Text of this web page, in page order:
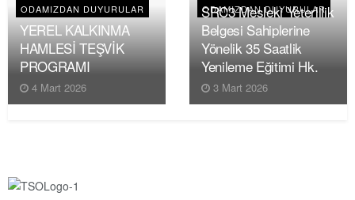
ODAMIZDAN DUYURULAR
YEREL KALKINMA
HAMLESİ TEŞVİK
PROGRAMI
4 Mart 2026
ODAMIZDAN DUYURULAR
SRC3 Mesleki Yeterlilik
Belgesi Sahiplerine
Yönelik 35 Saatlik
Yenileme Eğitimi Hk.
3 Mart 2026